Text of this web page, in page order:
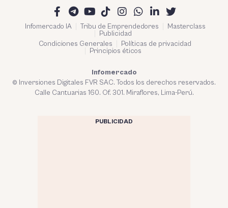
Infomercado IA Tribu de Emprendedores
Masterclass
Publicidad
Condiciones Generales
Políticas de privacidad
Principios éticos
Infomercado
© Inversiones Digitales FVR SAC. Todos los derechos reservados.
Calle Cantuarias 160. Of. 301. Miraflores, Lima-Perú.
PUBLICIDAD